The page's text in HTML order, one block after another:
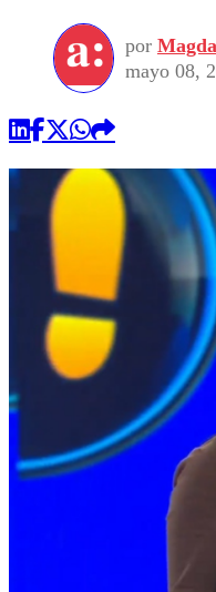
Torneo
Economía
Opinión
por
mayo 08,